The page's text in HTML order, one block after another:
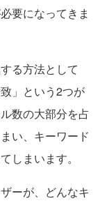
要になってきま
る方法として
」という2つが
数の大部分を占
い、キーワード
しまいます。
ーが、どんなキ